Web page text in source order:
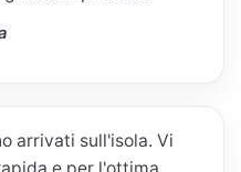
arrivati sull'isola. Vi